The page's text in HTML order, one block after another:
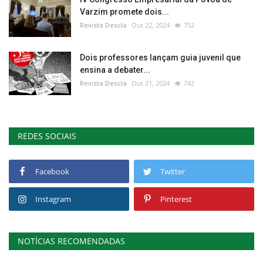
Varzim promete dois...
Revista Descla Out 22, 2024 752
Dois professores lançam guia juvenil que
ensina a debater...
Revista Descla Out 21, 2024 742
REDES SOCIAIS
Facebook Twitter
Instagram Pinterest
NOTÍCIAS RECOMENDADAS